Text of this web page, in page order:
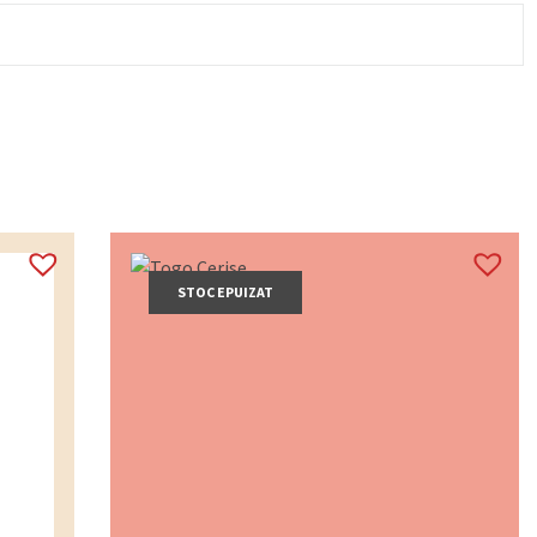
STOC EPUIZAT